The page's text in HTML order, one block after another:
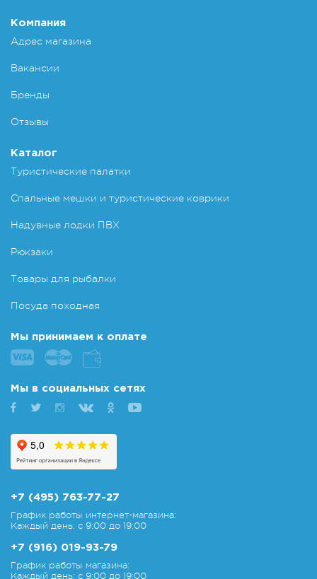
Компания
Адрес магазина
Вакансии
Бренды
Отзывы
Каталог
Туристические палатки
Спальные мешки и туристические коврики
Надувные лодки ПВХ
Рюкзаки
Товары для рыбалки
Посуда походная
Мы принимаем к оплате
Мы в социальных сетях
+7 (495) 763-77-27
График работы интернет-магазина:
Каждый день: с 9:00 до 19:00
+7 (916) 019-93-79
График работы магазина:
Каждый день: с 9:00 до 19:00